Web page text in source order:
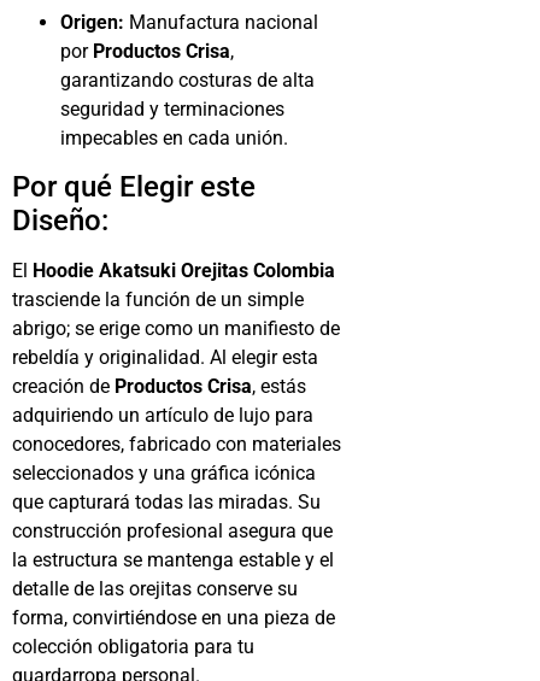
Origen: Manufactura nacional
por Productos Crisa,
garantizando costuras de alta
seguridad y terminaciones
impecables en cada unión.
Por qué Elegir este
Diseño:
El Hoodie Akatsuki Orejitas Colombia
trasciende la función de un simple
abrigo; se erige como un manifiesto de
rebeldía y originalidad. Al elegir esta
creación de Productos Crisa, estás
adquiriendo un artículo de lujo para
conocedores, fabricado con materiales
seleccionados y una gráfica icónica
que capturará todas las miradas. Su
construcción profesional asegura que
la estructura se mantenga estable y el
detalle de las orejitas conserve su
forma, convirtiéndose en una pieza de
colección obligatoria para tu
guardarropa personal.